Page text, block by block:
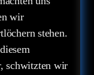
wir
stehen.
schwitzten wir